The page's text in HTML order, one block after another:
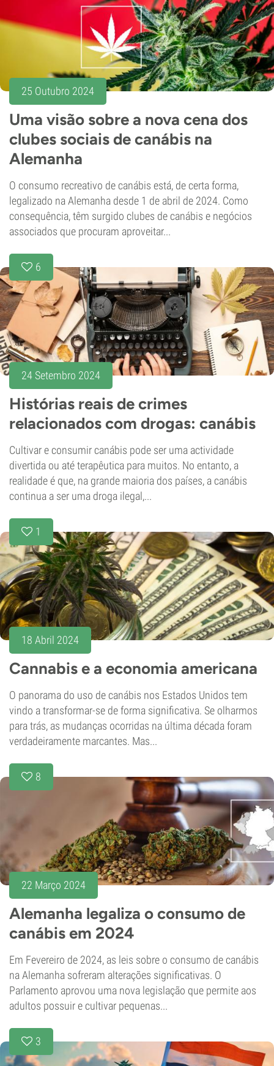
25 Outubro 2024
Uma visão sobre a nova cena dos
clubes sociais de canábis na
Alemanha
O consumo recreativo de canábis está, de certa forma,
legalizado na Alemanha desde 1 de abril de 2024. Como
consequência, têm surgido clubes de canábis e negócios
associados que procuram aproveitar...
6
24 Setembro 2024
Histórias reais de crimes
relacionados com drogas: canábis
Cultivar e consumir canábis pode ser uma actividade
divertida ou até terapêutica para muitos. No entanto, a
realidade é que, na grande maioria dos países, a canábis
continua a ser uma droga ilegal,...
1
18 Abril 2024
Cannabis e a economia americana
O panorama do uso de canábis nos Estados Unidos tem
vindo a transformar-se de forma significativa. Se olharmos
para trás, as mudanças ocorridas na última década foram
verdadeiramente marcantes. Mas...
8
22 Março 2024
Alemanha legaliza o consumo de
canábis em 2024
Em Fevereiro de 2024, as leis sobre o consumo de canábis
na Alemanha sofreram alterações significativas. O
Parlamento aprovou uma nova legislação que permite aos
adultos possuir e cultivar pequenas...
3